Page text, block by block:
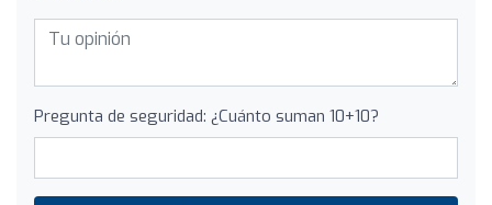
Pregunta de seguridad: ¿Cuánto suman 10+10?